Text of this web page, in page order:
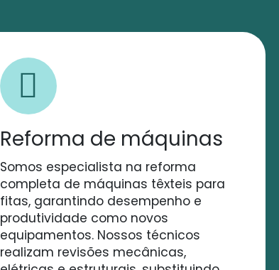
Reforma de máquinas
Somos especialista na reforma
completa de máquinas têxteis para
fitas, garantindo desempenho e
produtividade como novos
equipamentos. Nossos técnicos
realizam revisões mecânicas,